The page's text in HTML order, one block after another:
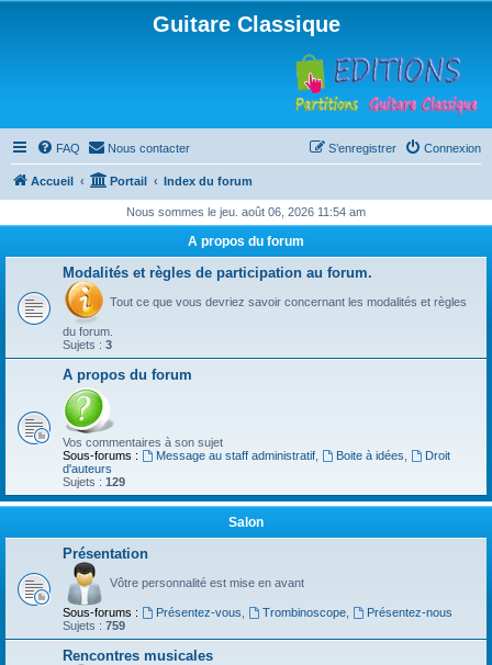
Guitare Classique
FAQ Nous contacter Connexion
S’enregistrer
Accueil Portail Index du forum
Nous sommes le jeu. août 06, 2026 11:54 am
A propos du forum
Modalités et règles de participation au forum.
Tout ce que vous devriez savoir concernant les modalités et règles
du forum.
Sujets : 3
A propos du forum
Vos commentaires à son sujet
Sous-forums :
Message au staff administratif, Boite à idées
Droit
d'auteurs
Sujets : 129
Salon
Présentation
Vôtre personnalité est mise en avant
Sous-forums : Présentez-vous Trombinoscope,
Présentez-nous
Sujets : 759
Rencontres musicales